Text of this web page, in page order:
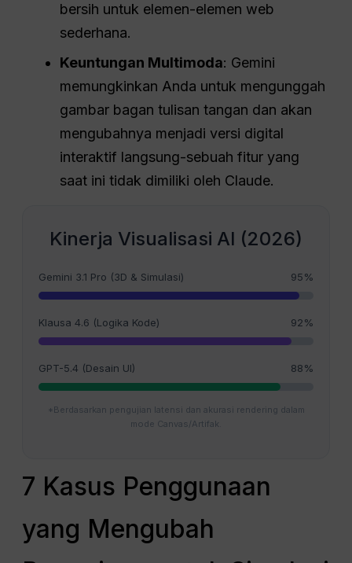
bersih untuk elemen-elemen web
sederhana.
Keuntungan Multimoda: Gemini
memungkinkan Anda untuk mengunggah
gambar bagan tulisan tangan dan akan
mengubahnya menjadi versi digital
interaktif langsung-sebuah fitur yang
saat ini tidak dimiliki oleh Claude.
Kinerja Visualisasi AI (2026)
Gemini 3.1 Pro (3D & Simulasi) 95%
Klausa 4.6 (Logika Kode) 92%
GPT-5.4 (Desain UI) 88%
*Berdasarkan pengujian latensi dan akurasi rendering dalam
mode Canvas/Artifak.
7 Kasus Penggunaan
yang Mengubah